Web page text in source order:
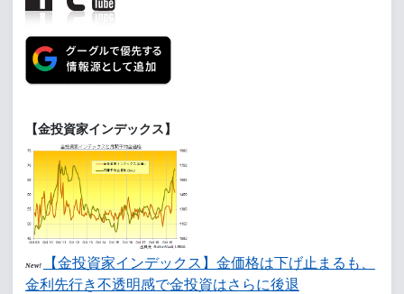
【金投資家インデックス】
New!
【金投資家インデックス】金価格は下げ止まるも、
金利先行き不透明感で金投資はさらに後退